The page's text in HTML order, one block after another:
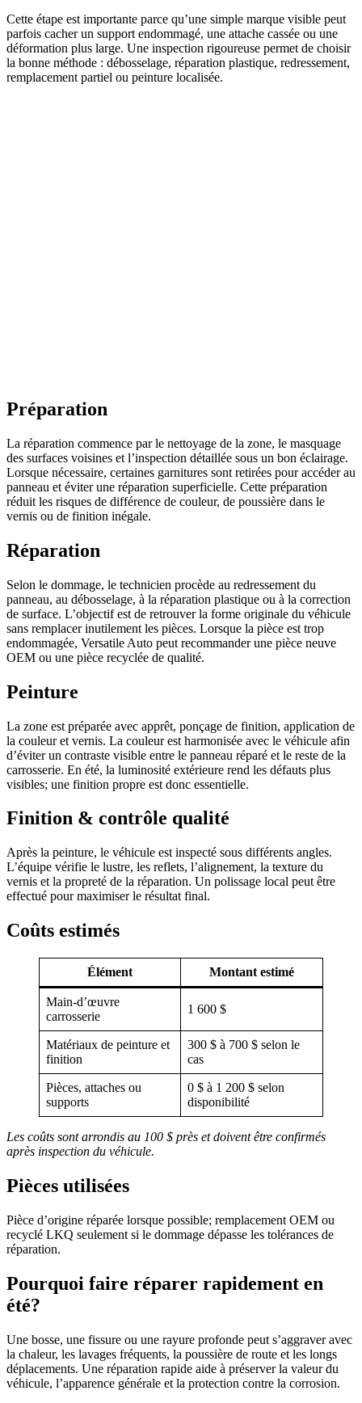
Cette étape est importante parce qu’une simple marque visible peut
parfois cacher un support endommagé, une attache cassée ou une
déformation plus large. Une inspection rigoureuse permet de choisir
la bonne méthode : débosselage, réparation plastique, redressement,
remplacement partiel ou peinture localisée.
Préparation
La réparation commence par le nettoyage de la zone, le masquage
des surfaces voisines et l’inspection détaillée sous un bon éclairage.
Lorsque nécessaire, certaines garnitures sont retirées pour accéder au
panneau et éviter une réparation superficielle. Cette préparation
réduit les risques de différence de couleur, de poussière dans le
vernis ou de finition inégale.
Réparation
Selon le dommage, le technicien procède au redressement du
panneau, au débosselage, à la réparation plastique ou à la correction
de surface. L’objectif est de retrouver la forme originale du véhicule
sans remplacer inutilement les pièces. Lorsque la pièce est trop
endommagée, Versatile Auto peut recommander une pièce neuve
OEM ou une pièce recyclée de qualité.
Peinture
La zone est préparée avec apprêt, ponçage de finition, application de
la couleur et vernis. La couleur est harmonisée avec le véhicule afin
d’éviter un contraste visible entre le panneau réparé et le reste de la
carrosserie. En été, la luminosité extérieure rend les défauts plus
visibles; une finition propre est donc essentielle.
Finition & contrôle qualité
Après la peinture, le véhicule est inspecté sous différents angles.
L’équipe vérifie le lustre, les reflets, l’alignement, la texture du
vernis et la propreté de la réparation. Un polissage local peut être
effectué pour maximiser le résultat final.
Coûts estimés
Élément Montant estimé
Main-d’œuvre
carrosserie
1 600 $
Matériaux de peinture et
finition
300 $ à 700 $ selon le
cas
Pièces, attaches ou
supports
0 $ à 1 200 $ selon
disponibilité
Les coûts sont arrondis au 100 $ près et doivent être confirmés
après inspection du véhicule.
Pièces utilisées
Pièce d’origine réparée lorsque possible; remplacement OEM ou
recyclé LKQ seulement si le dommage dépasse les tolérances de
réparation.
Pourquoi faire réparer rapidement en
été?
Une bosse, une fissure ou une rayure profonde peut s’aggraver avec
la chaleur, les lavages fréquents, la poussière de route et les longs
déplacements. Une réparation rapide aide à préserver la valeur du
véhicule, l’apparence générale et la protection contre la corrosion.